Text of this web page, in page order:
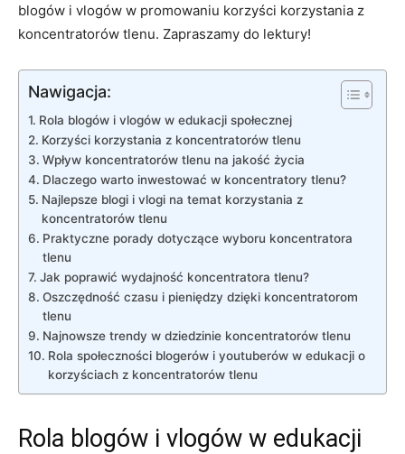
blogów ‍i vlogów ‍w promowaniu korzyści korzystania ‍z
koncentratorów‍ tlenu.⁣ Zapraszamy do lektury!
Nawigacja:
Rola blogów i vlogów w edukacji społecznej
Korzyści korzystania z koncentratorów ⁣tlenu
Wpływ koncentratorów‌ tlenu na ‌jakość życia
Dlaczego warto inwestować w koncentratory tlenu?
Najlepsze blogi i vlogi na temat korzystania z
koncentratorów tlenu
Praktyczne porady dotyczące wyboru koncentratora
tlenu
Jak poprawić wydajność koncentratora tlenu?
Oszczędność czasu i pieniędzy dzięki koncentratorom
tlenu
Najnowsze trendy w dziedzinie⁣ koncentratorów​ tlenu
Rola społeczności blogerów i youtuberów w edukacji o
korzyściach z ‍koncentratorów tlenu
Rola blogów i vlogów w edukacji